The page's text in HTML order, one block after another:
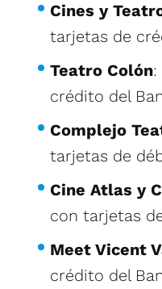
Cines y
tarjetas de
Teatro Colón:
crédito del
Complejo
tarjetas de
Cine Atlas y
con tarjetas
Meet Vicent
crédito del